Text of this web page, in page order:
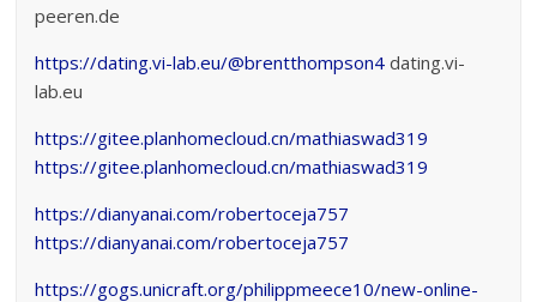
peeren.de
https://dating.vi-lab.eu/@brentthompson4 dating.vi-
lab.eu
https://gitee.planhomecloud.cn/mathiaswad319
https://gitee.planhomecloud.cn/mathiaswad319
https://dianyanai.com/robertoceja757
https://dianyanai.com/robertoceja757
https://gogs.unicraft.org/philippmeece10/new-online-